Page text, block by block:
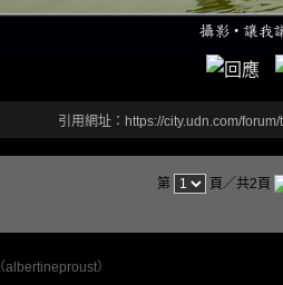
引用網址：https://city.udn.com/
第 頁／共2頁
）